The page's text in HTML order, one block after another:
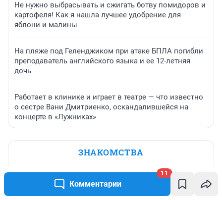
Комментарии
11
Не нужно выбрасывать и сжигать ботву помидоров и
картофеля! Как я нашла лучшее удобрение для
яблони и малины
На пляже под Геленджиком при атаке БПЛА погибли
преподаватель английского языка и ее 12-летняя
дочь
Работает в клинике и играет в театре — что известно
о сестре Вани Дмитриенко, оскандалившейся на
концерте в «Лужниках»
ЗНАКОМСТВА